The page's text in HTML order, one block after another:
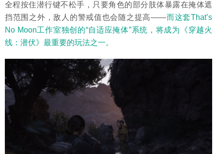
全程按住潜行键不松手，只要角色的部分肢体暴露在掩体遮
挡范围之外，敌人的警戒值也会随之提高——而这套That’s
No Moon工作室独创的“自适应掩体”系统，将成为《穿越火
线：潜伏》最重要的玩法之一。